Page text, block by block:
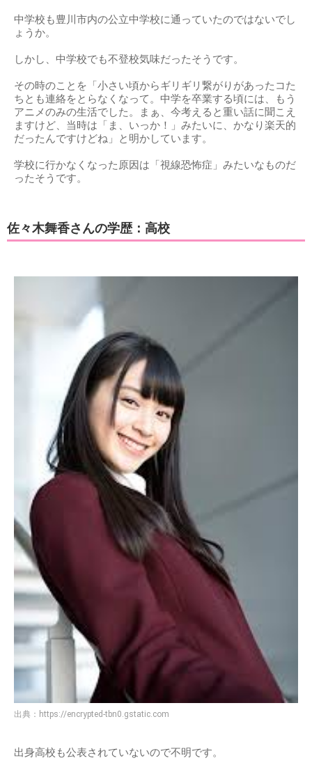
中学校も豊川市内の公立中学校に通っていたのではないでし
ょうか。
しかし、中学校でも不登校気味だったそうです。
その時のことを「小さい頃からギリギリ繋がりがあったコた
ちとも連絡をとらなくなって。中学を卒業する頃には、もう
アニメのみの生活でした。まぁ、今考えると重い話に聞こえ
ますけど、当時は「ま、いっか！」みたいに、かなり楽天的
だったんですけどね」と明かしています。
学校に行かなくなった原因は「視線恐怖症」みたいなものだ
ったそうです。
佐々木舞香さんの学歴：高校
出典： https://encrypted-tbn0.gstatic.com
出身高校も公表されていないので不明です。